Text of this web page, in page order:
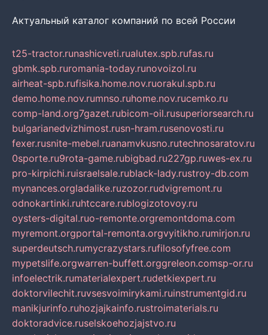
Актуальный каталог компаний по всей России
t25-tractor.runashicveti.rualutex.spb.rufas.ru
gbmk.spb.ruromania-today.runovoizol.ru
airheat-spb.rufisika.home.nov.ruorakul.spb.ru
demo.home.nov.rumnso.ruhome.nov.rucemko.ru
comp-land.org7gazet.rubicom-oil.rusuperiorsearch.ru
bulgarianedvizhimost.rusn-hram.rusenovosti.ru
fexer.rusnite-mebel.ruanamvkusno.rutechnosaratov.ru
0sporte.ru9rota-game.rubigbad.ru227gp.ruwes-ex.ru
pro-kirpichi.ruisraelsale.rublack-lady.rustroy-db.com
mynances.orgladalike.ruzozor.rudvigremont.ru
odnokartinki.ruhtccare.rublogizotovoy.ru
oysters-digital.ruo-remonte.orgremontdoma.com
myremont.orgportal-remonta.orgvyitikho.rumirjon.ru
superdeutsch.rumycrazystars.rufilosofyfree.com
mypetslife.orgwarren-buffett.orggreleon.comsp-or.ru
infoelectrik.rumaterialexpert.rudetkiexpert.ru
doktorvilechit.ruvsesvoimirykami.ruinstrumentgid.ru
manikjurinfo.ruhozjajkainfo.rustroimaterials.ru
doktoradvice.ruselskoehozjajstvo.ru